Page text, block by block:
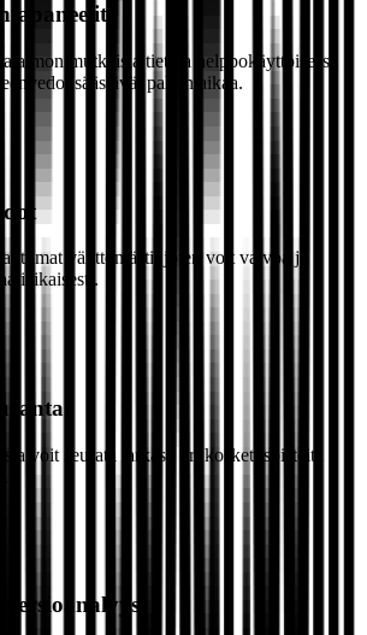
monimutkaisia tietoja helppokäyttöisessä
säästävät paljon aikaa.
välittömästi, joten voit valvoa ja
voit seurata tarkasti eri kosketuspisteitä